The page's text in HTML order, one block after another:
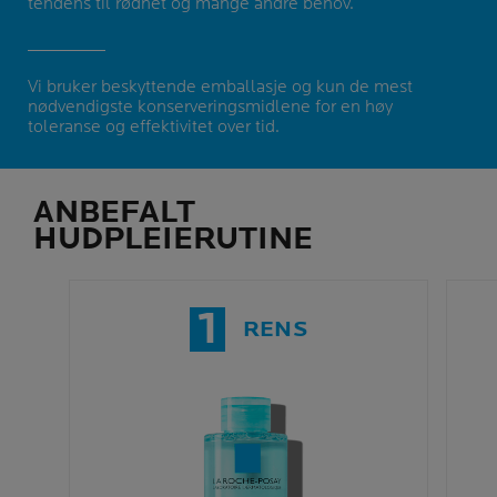
Vi bruker beskyttende emballasje og kun de mest
nødvendigste konserveringsmidlene for en høy
toleranse og effektivitet over tid.
ANBEFALT
HUDPLEIERUTINE
1 RENS